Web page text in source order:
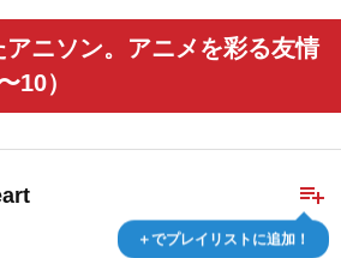
ニソン。アニメを彩る友情
10）
playlist_add
＋でプレイリストに追加！